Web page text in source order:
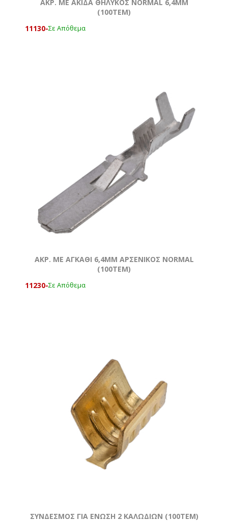
ΑΚΡ. ΜΕ ΑΚΙΔΑ ΘΗΛΥΚΟΣ NORMAL 6,4MM
(100ΤΕΜ)
11130-Σε Απόθεμα
ΑΚΡ. ΜΕ ΑΓΚΑΘΙ 6,4ΜΜ ΑΡΣΕΝΙΚΟΣ ΝΟRMAL
(100ΤΕΜ)
11230-Σε Απόθεμα
ΣΥΝΔΕΣΜΟΣ ΓΙΑ ΕΝΩΣΗ 2 ΚΑΛΩΔΊΩΝ (100ΤΕΜ)